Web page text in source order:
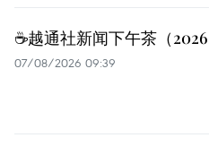
☕️越通社新闻下午茶（
07/08/2026 09:39